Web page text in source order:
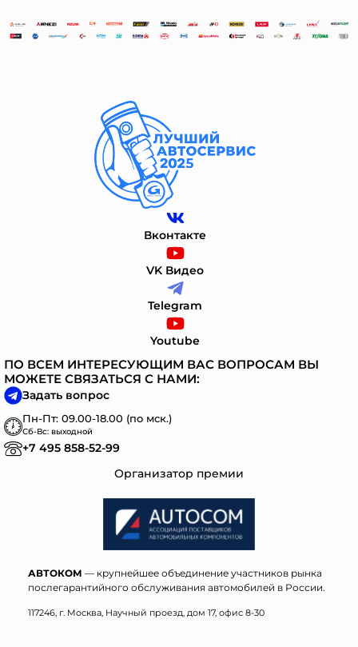
Вконтакте
VK Видео
Telegram
Youtube
ПО ВСЕМ ИНТЕРЕСУЮЩИМ ВАС ВОПРОСАМ ВЫ
МОЖЕТЕ СВЯЗАТЬСЯ С НАМИ:
Задать вопрос
Пн-Пт: 09.00-18.00 (по мск.)
Сб-Вс: выходной
+7 495 858-52-99
Организатор премии
АВТОКОМ — крупнейшее объединение участников рынка
послегарантийного обслуживания автомобилей в России.
117246, г. Москва, Научный проезд, дом 17, офис 8-30